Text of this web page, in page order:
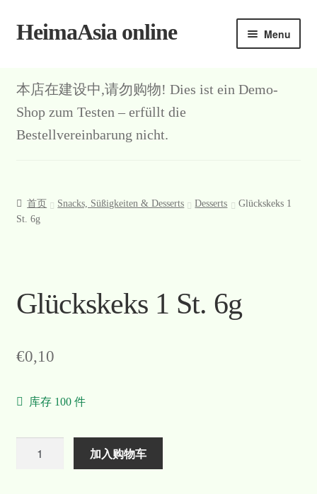
Skip
Skip
HeimaAsia online Menu
About
AGB
Datenschutz
Mein Konto
Welcome
Widerrufsformular
本店在建设中,请勿购物! Dies ist ein Demo-
Shop zum Testen – erfüllt die
Bestellvereinbarung nicht.
首页 Snacks, Süßigkeiten & Desserts Desserts
Glückskeks 1
St. 6g
Glückskeks 1 St. 6g
€0,10
库存 100 件
加入购物车